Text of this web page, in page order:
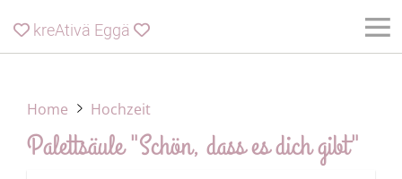
 kreAtivä Eggä 
Home Hochzeit
Palettsäule "Schön, dass es dich gibt"